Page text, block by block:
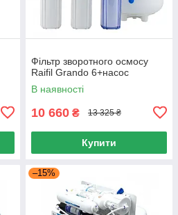
Фільтр зворотного осмосу
Raifil Grando 6+насос
В наявності
10 660 ₴ 13 325 ₴
Купити
–15%